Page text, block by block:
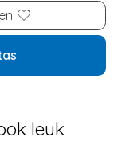
leuk